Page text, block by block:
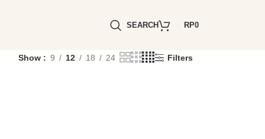
SEARCH RP0
Show 9 12 18 24 Filters